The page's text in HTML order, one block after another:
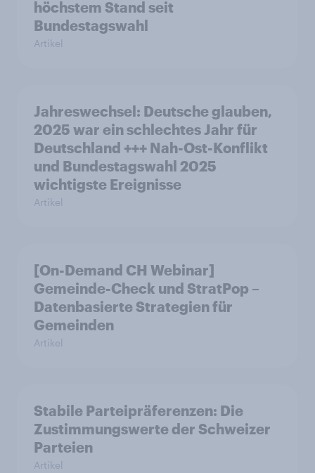
höchstem Stand seit
Bundestagswahl
Artikel
Jahreswechsel: Deutsche glauben,
2025 war ein schlechtes Jahr für
Deutschland +++ Nah-Ost-Konflikt
und Bundestagswahl 2025
wichtigste Ereignisse
Artikel
[On-Demand CH Webinar]
Gemeinde-Check und StratPop –
Datenbasierte Strategien für
Gemeinden
Artikel
Stabile Parteipräferenzen: Die
Zustimmungswerte der Schweizer
Parteien
Artikel